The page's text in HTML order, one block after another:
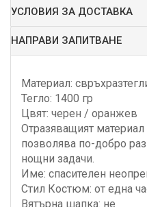
УСЛОВИЯ ЗА ДОСТАВКА
НАПРАВИ ЗАПИТВАНЕ
Материал:
Тегло: 1400 гр
Цвят: черен / оранжев
Отразяващият материал
позволява по-добро
нощни задачи.
Име: спасителен
Стил Костюм: от една
Вятърна шапка: не